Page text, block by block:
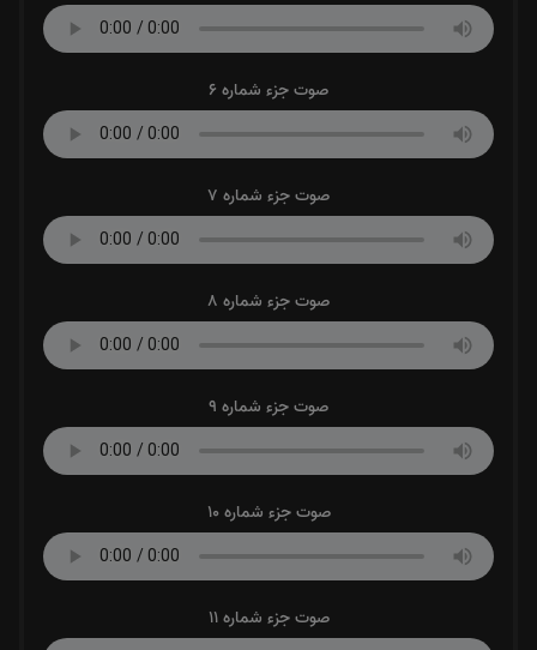
صوت جزء شماره 6
صوت جزء شماره 7
صوت جزء شماره 8
صوت جزء شماره 9
صوت جزء شماره 10
صوت جزء شماره 11